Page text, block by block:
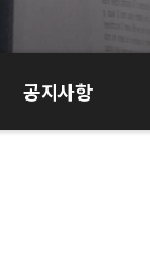
공지사항